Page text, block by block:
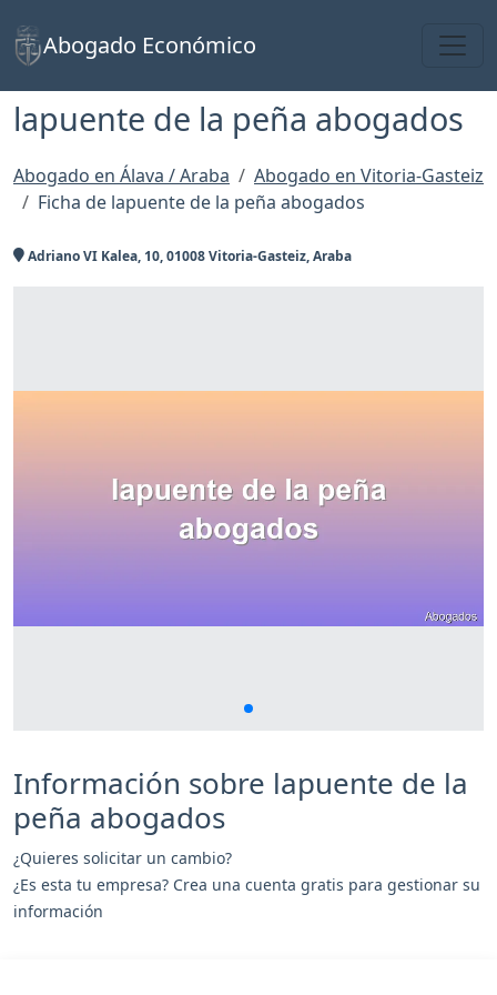
Abogado Económico
lapuente de la peña abogados
Abogado en Álava / Araba
Abogado en Vitoria-Gasteiz
Ficha de lapuente de la peña abogados
Adriano VI Kalea, 10, 01008 Vitoria-Gasteiz, Araba
Información sobre lapuente de la
peña abogados
¿Quieres solicitar un cambio?
¿Es esta tu empresa? Crea una cuenta gratis para gestionar su
información